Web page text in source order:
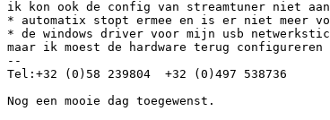
ik kon ook de config van streamtuner niet
* automatix stopt ermee en is er niet meer
* de windows driver voor mijn usb
maar ik moest de hardware terug configureren
--
Tel:+32 (0)58 239804  +32 (0)497 538736
Nog een mooie dag toegewenst.